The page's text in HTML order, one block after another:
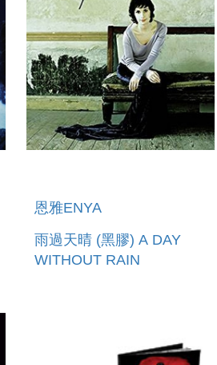
恩雅ENYA
雨過天晴 (黑膠) A DAY
WITHOUT RAIN